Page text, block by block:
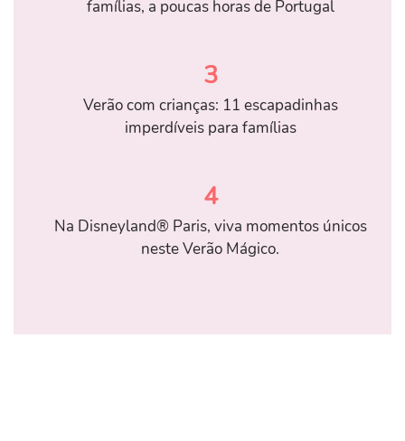
famílias, a poucas horas de Portugal
3
Verão com crianças: 11 escapadinhas
imperdíveis para famílias
4
Na Disneyland® Paris, viva momentos únicos
neste Verão Mágico.